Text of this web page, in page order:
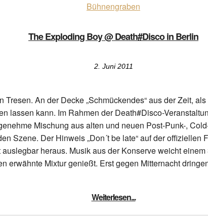
Bühnengraben
The Exploding Boy @ Death#Disco in Berlin
2. Juni 2011
An der Decke „Schmückendes“ aus der Zeit,
lassen kann. Im Rahmen der Death#Disco-
Mischung aus alten und neuen Post-Punk-,
Szene. Der Hinweis „Don´t be late“ auf der
heraus. Musik aus der Konserve weicht
erwähnte Mixtur genießt. Erst gegen Mitternacht
Weiterlesen...